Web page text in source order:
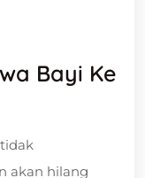
Bayi Ke
akan hilang